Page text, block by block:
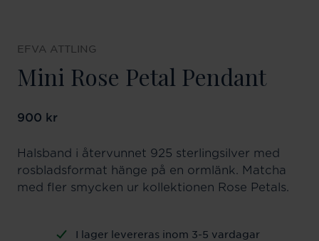
EFVA ATTLING
Mini Rose Petal Pendant
Pris: 900 kr
900 kr
Halsband i återvunnet 925 sterlingsilver med
rosbladsformat hänge på en ormlänk. Matcha
med fler smycken ur kollektionen Rose Petals.
I lager levereras inom 3-5 vardagar